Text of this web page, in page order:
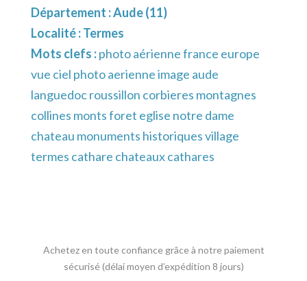
Département :Aude (11)
Localité :Termes
Mots clefs :photo aérienne france europe
vue ciel photo aerienne image aude
languedoc roussillon corbieres montagnes
collines monts foret eglise notre dame
chateau monuments historiques village
termes cathare chateaux cathares
Achetez en toute confiance grâce à notre paiement
sécurisé (délai moyen d’expédition 8 jours)